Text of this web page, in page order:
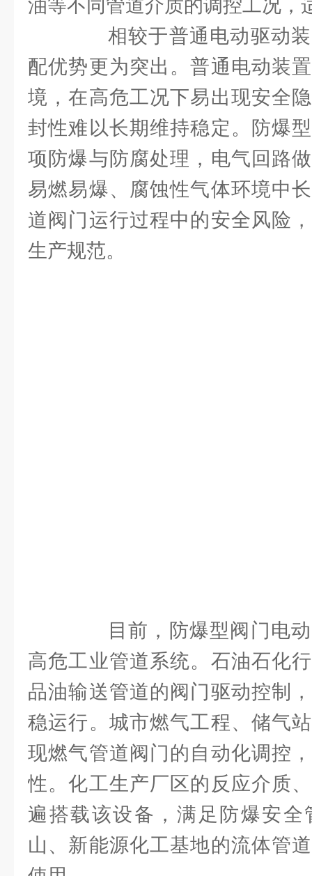
油等不同管道介质的调控工况，
相较于普通电动驱动装
配优势更为突出。普通电动装
境，在高危工况下易出现安全
封性难以长期维持稳定。防爆
项防爆与防腐处理，电气回路
易燃易爆、腐蚀性气体环境中
道阀门运行过程中的安全风险
生产规范。
目前，防爆型阀门电动
高危工业管道系统。石油石化
品油输送管道的阀门驱动控制
稳运行。城市燃气工程、储气
现燃气管道阀门的自动化调控
性。化工生产厂区的反应介质
遍搭载该设备，满足防爆安
山、新能源化工基地的流体管